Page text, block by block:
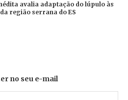
avalia adaptação do lúpulo às
região serrana do ES
no seu e-mail